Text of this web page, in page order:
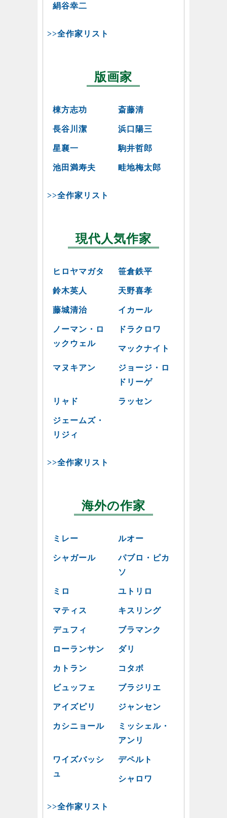
絹谷幸二
>>全作家リスト
版画家
棟方志功 斎藤清
長谷川潔 浜口陽三
星襄一 駒井哲郎
池田満寿夫 畦地梅太郎
>>全作家リスト
現代人気作家
ヒロヤマガタ 笹倉鉄平
鈴木英人 天野喜孝
藤城清治 イカール
ノーマン・ロ
ックウェル
ドラクロワ
マックナイト
マヌキアン
ジョージ・ロ
ドリーゲ
リャド ラッセン
ジェームズ・
リジィ
>>全作家リスト
海外の作家
ミレー ルオー
シャガール
パブロ・ピカ
ソ
ミロ ユトリロ
マティス キスリング
デュフィ ブラマンク
ローランサン ダリ
カトラン コタボ
ビュッフェ ブラジリエ
アイズピリ ジャンセン
カシニョール
ミッシェル・
アンリ
ワイズバッシ
ュ
デペルト
シャロワ
>>全作家リスト